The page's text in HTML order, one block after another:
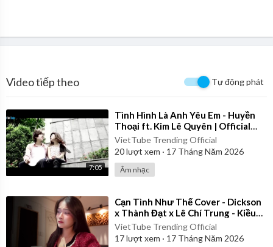
Video tiếp theo Tự động phát
7:05
⁣Tình Hình Là Anh Yêu Em - Huyền
Thoại ft. Kim Lê Quyên | Official
Music Video
VietTube Trending Official
20lượt xem · 17 Tháng Năm 2026
Âm nhạc
⁣Cạn Tình Như Thế Cover - Dickson
x Thành Đạt x Lê Chí Trung - Kiều
Chi
VietTube Trending Official
17lượt xem · 17 Tháng Năm 2026